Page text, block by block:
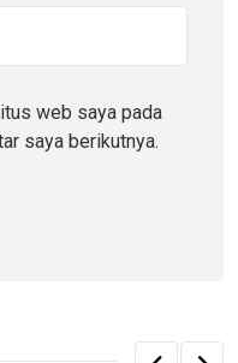
web saya pada
saya berikutnya.